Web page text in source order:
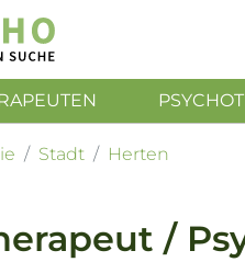
Stadt Herten
/